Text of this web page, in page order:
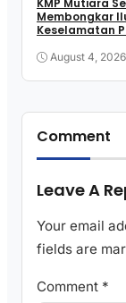
KMP Mutiara
Membongkar
Keselamatan
August 4, 2026
Comment
Leave A
Your email
fields are
Comment *